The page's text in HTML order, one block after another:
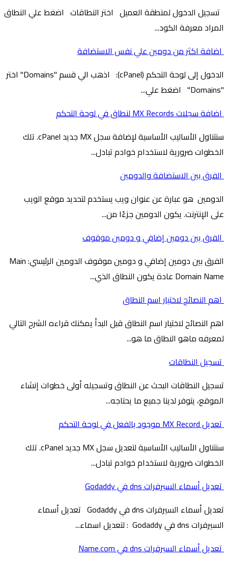
تسجيل الدخول لمنطقة العميل اختر النطاقات اضغط علي النطاق
المراد معرفة الكود...
اضافة اكثر من دومين علي نفس الاستضافة
الدخول إلى لوحة التحكم (cPanel): اذهب الي قسم "Domains" اختر
"Domains" اضغط علي...
اضافة سجلات MX Records لنطاق في لوحة التحكم
سنتناول الأساليب الأساسية لإضافة سجل MX جديد cPanel. تلك
الخطوات ضرورية لاستخدام خوادم تبادل...
الفرق بين الاستضافة والدومين
الدومين هو عبارة عن عنوان ويب يستخدم لتحديد موقع الويب
على الإنترنت. يكون الدومين جزءًا من...
الفرق بين دومين إضافي و دومين موقوف
الفرق بين دومين إضافي و دومين موقوف الدومين الرئيسي: Main
Domain Name عادة يكون النطاق الذي...
اهم النصائح لاختيار اسم النطاق
اهم النصائح لاختيار اسم النطاق قبل البدأ يمكنك قراءه الشرح التالي
لمعرفه ماهو النطاق ما هو...
تسجيل النطاقات
تسجيل النطاقات البحث عن النطاق وتسجيله أولى خطوات إنشاء
الموقع، يتوفر لدينا جميع ما يحتاجه...
تعديل MX Record موجود بالفعل في لوحة التحكم
سنتناول الأساليب الأساسية لتعديل سجل MX جديد cPanel. تلك
الخطوات ضرورية لاستخدام خوادم تبادل...
تعديل أسماء السيرفرات dns في Godaddy
تعديل أسماء السيرفرات dns في Godaddy تعديل أسماء
السيرفرات dns في Godaddy : لتعديل اسماء...
تعديل أسماء السيرفرات dns في Name.com